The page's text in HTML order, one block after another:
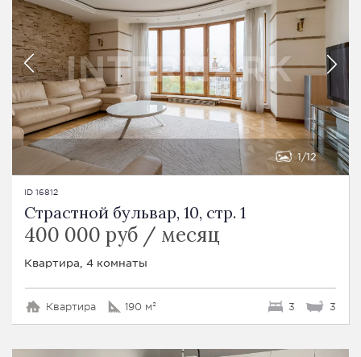
1 12
ID 16812
Страстной бульвар, 10, стр. 1
400 000 руб / месяц
Квартира, 4 комнаты
Квартира 190 м² 3 3